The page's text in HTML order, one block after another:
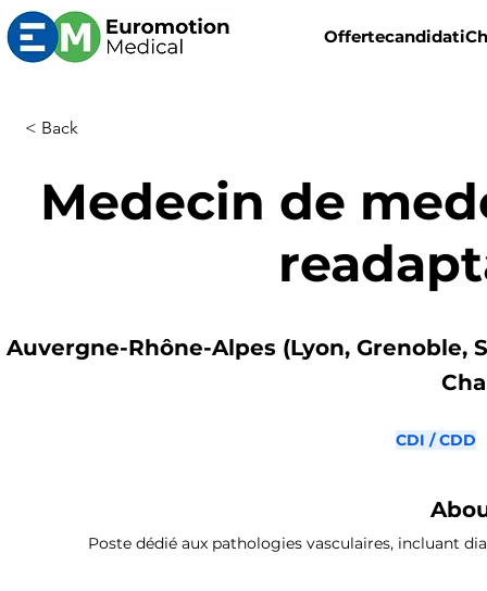
Offertecandidati
< Back
Medecin de
Auvergne-Rhône-Alpes (Lyon, Grenoble,
CDI / CDD
Poste dédié aux pathologies vasculaires, incluant